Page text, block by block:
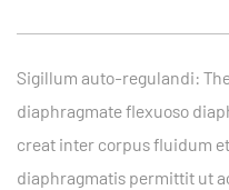
Sigillum auto-regulandi:
diaphragmate flexuoso
creat inter corpus fluidum
diaphragmatis permittit ut